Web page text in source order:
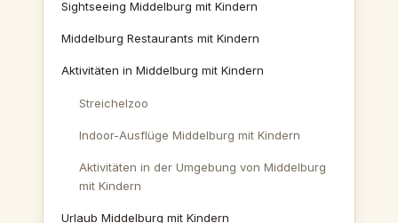
Sightseeing Middelburg mit Kindern
Middelburg Restaurants mit Kindern
Aktivitäten in Middelburg mit Kindern
Streichelzoo
Indoor-Ausflüge Middelburg mit Kindern
Aktivitäten in der Umgebung von Middelburg
mit Kindern
Urlaub Middelburg mit Kindern